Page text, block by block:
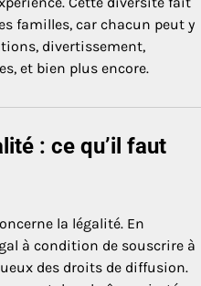
familles, car chacun peut y
divertissement,
et bien plus encore.
: ce qu’il faut
la légalité. En
à condition de souscrire à
des droits de diffusion.